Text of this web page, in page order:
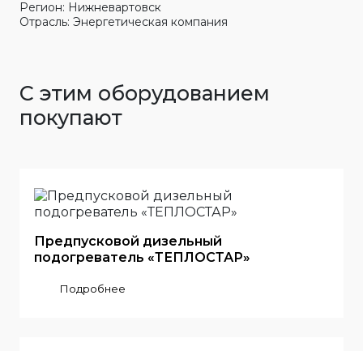
Регион: Нижневартовск
Отрасль: Энергетическая компания
С этим оборудованием
покупают
Предпусковой дизельный
подогреватель «ТЕПЛОСТАР»
Подробнее